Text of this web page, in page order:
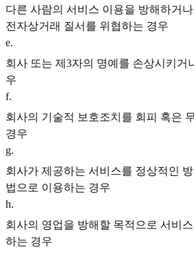
다른 사람의 서비스 이용을 방해하거
전자상거래 질서를 위협하는 경우
e.
회사 또는 제3자의 명예를 손상시키거
우
f.
회사의 기술적 보호조치를 회피 혹은
경우
g.
회사가 제공하는 서비스를 정상적인
법으로 이용하는 경우
h.
회사의 영업을 방해할 목적으로 서비
하는 경우